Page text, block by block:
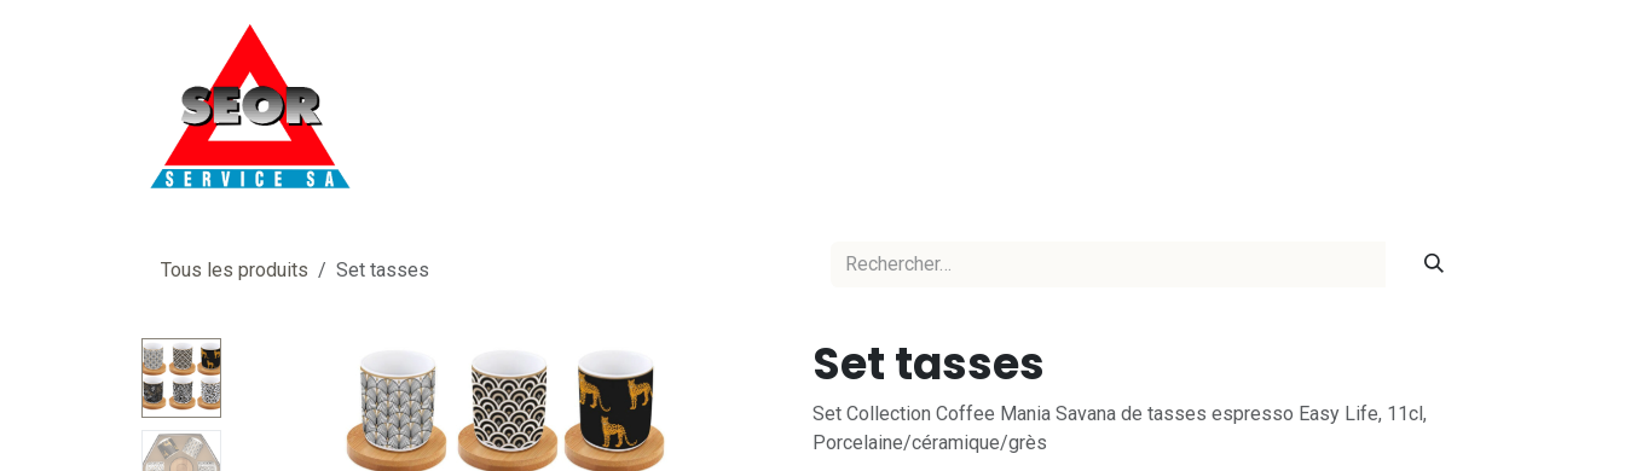
Tous les produits Set tasses
Set tasses
Set Collection Coffee Mania Savana de tasses espresso Easy Life, 11cl,
Porcelaine/céramique/grès